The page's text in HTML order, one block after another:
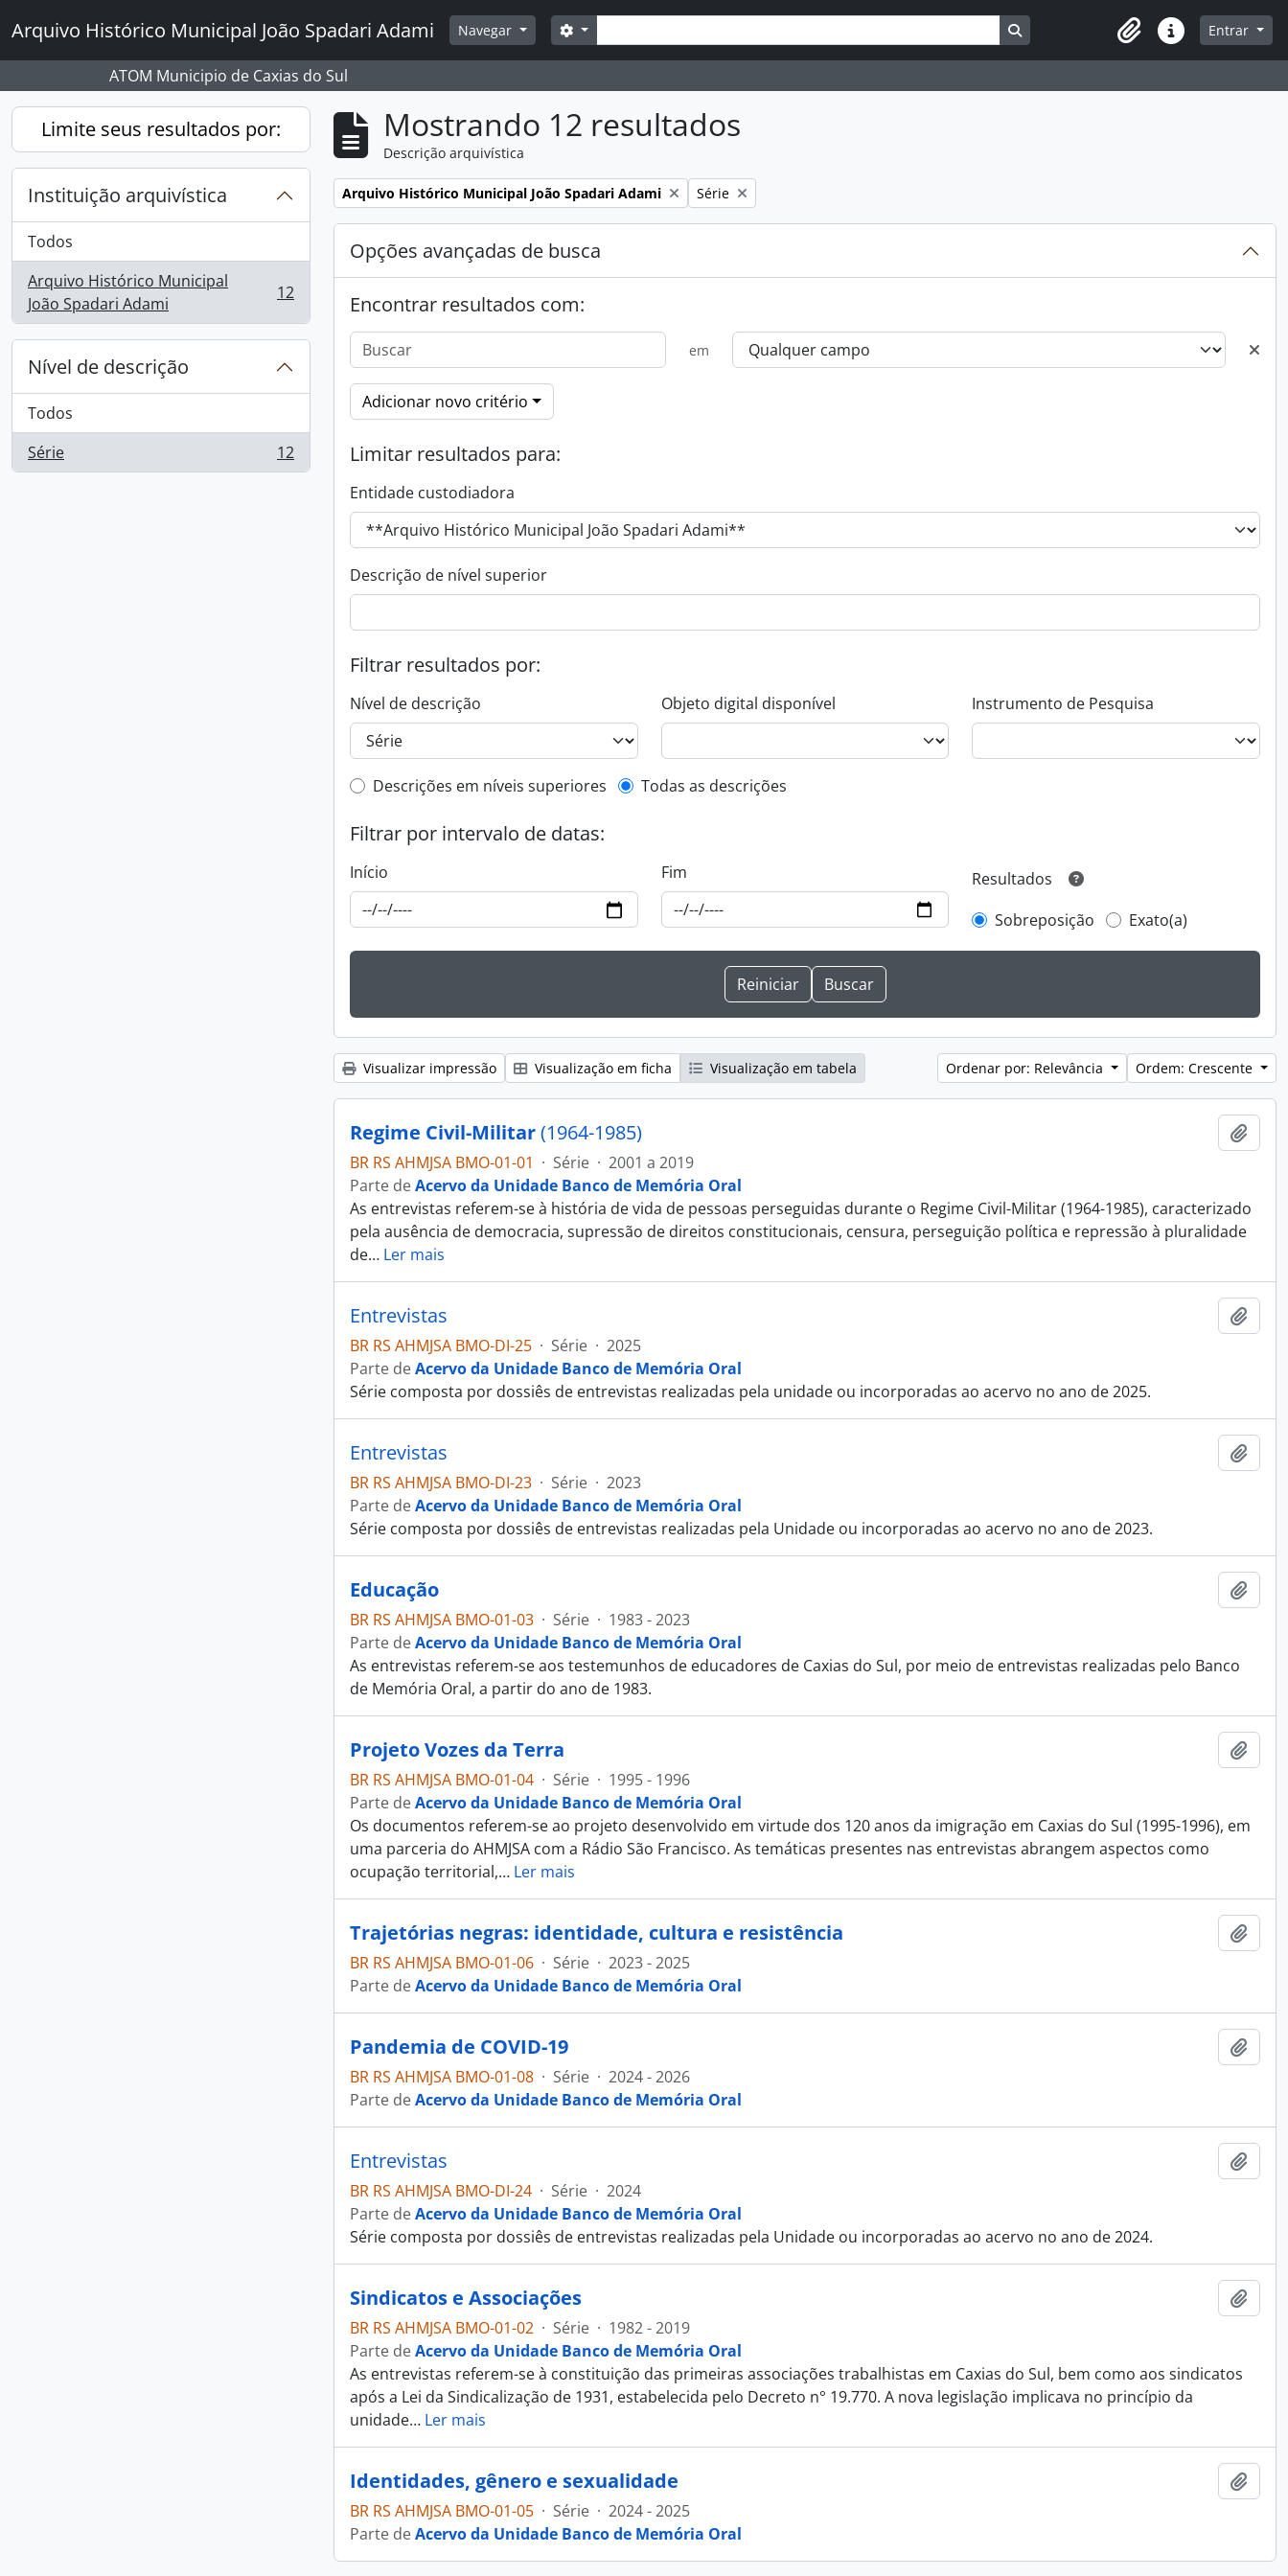
Arquivo Histórico Municipal João Spadari Adami Navegar Buscar
Opções de busca Busque na página de navegação
Atalhos Entrar
ATOM Municipio de Caxias do Sul
Limite seus resultados por:
Instituição arquivística
Todos
Arquivo Histórico Municipal
João Spadari Adami
, 12 resultados 12
Nível de descrição
Todos
Série
, 12 resultados 12
Mostrando 12 resultados
Descrição arquivística
Remover filtro:
Arquivo Histórico Municipal João Spadari Adami Remover filtro:
Série
Opções avançadas de busca
Encontrar resultados com:
em
Adicionar novo critério
Limitar resultados para:
Entidade custodiadora
Descrição de nível superior
Filtrar resultados por:
Nível de descrição Objeto digital disponível Instrumento de Pesquisa
Filtro de descrição de nível superior
Descrições em níveis superiores Todas as descrições
Filtrar por intervalo de datas:
Início Fim
Resultados
Sobreposição
Exato(a)
Visualizar impressão Visualização em ficha Visualização em tabela Ordenar por: Relevância Ordem: Crescente
Regime Civil-Militar(1964-1985)
BR RS AHMJSA BMO-01-01 · Série · 2001 a 2019
Parte deAcervo da Unidade Banco de Memória Oral
As entrevistas referem-se à história de vida de pessoas perseguidas durante o Regime Civil-Militar (1964-1985), caracterizado
pela ausência de democracia, supressão de direitos constitucionais, censura, perseguição política e repressão à pluralidade
de… Ler mais
Entrevistas
BR RS AHMJSA BMO-DI-25 · Série · 2025
Parte deAcervo da Unidade Banco de Memória Oral
Série composta por dossiês de entrevistas realizadas pela unidade ou incorporadas ao acervo no ano de 2025.
Entrevistas
BR RS AHMJSA BMO-DI-23 · Série · 2023
Parte deAcervo da Unidade Banco de Memória Oral
Série composta por dossiês de entrevistas realizadas pela Unidade ou incorporadas ao acervo no ano de 2023.
Educação
BR RS AHMJSA BMO-01-03 · Série · 1983 - 2023
Parte deAcervo da Unidade Banco de Memória Oral
As entrevistas referem-se aos testemunhos de educadores de Caxias do Sul, por meio de entrevistas realizadas pelo Banco
de Memória Oral, a partir do ano de 1983.
Projeto Vozes da Terra
BR RS AHMJSA BMO-01-04 · Série · 1995 - 1996
Parte deAcervo da Unidade Banco de Memória Oral
Os documentos referem-se ao projeto desenvolvido em virtude dos 120 anos da imigração em Caxias do Sul (1995-1996), em
uma parceria do AHMJSA com a Rádio São Francisco. As temáticas presentes nas entrevistas abrangem aspectos como
ocupação territorial,… Ler mais
Trajetórias negras: identidade, cultura e resistência
BR RS AHMJSA BMO-01-06 · Série · 2023 - 2025
Parte deAcervo da Unidade Banco de Memória Oral
Pandemia de COVID-19
BR RS AHMJSA BMO-01-08 · Série · 2024 - 2026
Parte deAcervo da Unidade Banco de Memória Oral
Entrevistas
BR RS AHMJSA BMO-DI-24 · Série · 2024
Parte deAcervo da Unidade Banco de Memória Oral
Série composta por dossiês de entrevistas realizadas pela Unidade ou incorporadas ao acervo no ano de 2024.
Sindicatos e Associações
BR RS AHMJSA BMO-01-02 · Série · 1982 - 2019
Parte deAcervo da Unidade Banco de Memória Oral
As entrevistas referem-se à constituição das primeiras associações trabalhistas em Caxias do Sul, bem como aos sindicatos
após a Lei da Sindicalização de 1931, estabelecida pelo Decreto n° 19.770. A nova legislação implicava no princípio da
unidade… Ler mais
Identidades, gênero e sexualidade
BR RS AHMJSA BMO-01-05 · Série · 2024 - 2025
Parte deAcervo da Unidade Banco de Memória Oral